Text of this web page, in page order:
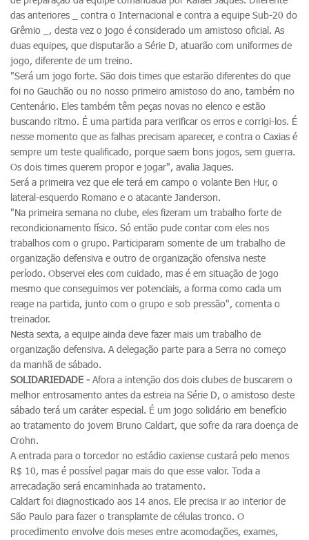
das anteriores _ contra o Internacional e contra a equipe Sub-20 do
Grêmio _, desta vez o jogo é considerado um amistoso oficial. As
duas equipes, que disputarão a Série D, atuarão com uniformes de
jogo, diferente de um treino.
"Será um jogo forte. São dois times que estarão diferentes do que
foi no Gauchão ou no nosso primeiro amistoso do ano, também no
Centenário. Eles também têm peças novas no elenco e estão
buscando ritmo. É uma partida para verificar os erros e corrigi-los. É
nesse momento que as falhas precisam aparecer, e contra o Caxias é
sempre um teste qualificado, porque saem bons jogos, sem guerra.
Os dois times querem propor e jogar", avalia Jaques.
Será a primeira vez que ele terá em campo o volante Ben Hur, o
lateral-esquerdo Romano e o atacante Janderson.
"Na primeira semana no clube, eles fizeram um trabalho forte de
recondicionamento físico. Só então pude contar com eles nos
trabalhos com o grupo. Participaram somente de um trabalho de
organização defensiva e outro de organização ofensiva neste
período. Observei eles com cuidado, mas é em situação de jogo
mesmo que conseguimos ver potenciais, a forma como cada um
reage na partida, junto com o grupo e sob pressão", comenta o
treinador.
Nesta sexta, a equipe ainda deve fazer mais um trabalho de
organização defensiva. A delegação parte para a Serra no começo
da manhã de sábado.
SOLIDARIEDADE - Afora a intenção dos dois clubes de buscarem o
melhor entrosamento antes da estreia na Série D, o amistoso deste
sábado terá um caráter especial. É um jogo solidário em benefício
ao tratamento do jovem Bruno Caldart, que sofre da rara doença de
Crohn.
A entrada para o torcedor no estádio caxiense custará pelo menos
R$ 10, mas é possível pagar mais do que esse valor. Toda a
arrecadação será encaminhada ao tratamento.
Caldart foi diagnosticado aos 14 anos. Ele precisa ir ao interior de
São Paulo para fazer o transplamte de células tronco. O
procedimento envolve dois meses entre acomodações, exames,